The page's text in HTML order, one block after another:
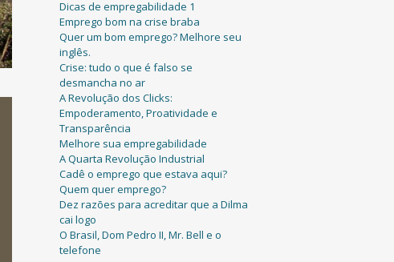
Dicas de empregabilidade 1
Emprego bom na crise braba
Quer um bom emprego? Melhore seu
inglês.
Crise: tudo o que é falso se
desmancha no ar
A Revolução dos Clicks:
Empoderamento, Proatividade e
Transparência
Melhore sua empregabilidade
A Quarta Revolução Industrial
Cadê o emprego que estava aqui?
Quem quer emprego?
Dez razões para acreditar que a Dilma
cai logo
O Brasil, Dom Pedro II, Mr. Bell e o
telefone